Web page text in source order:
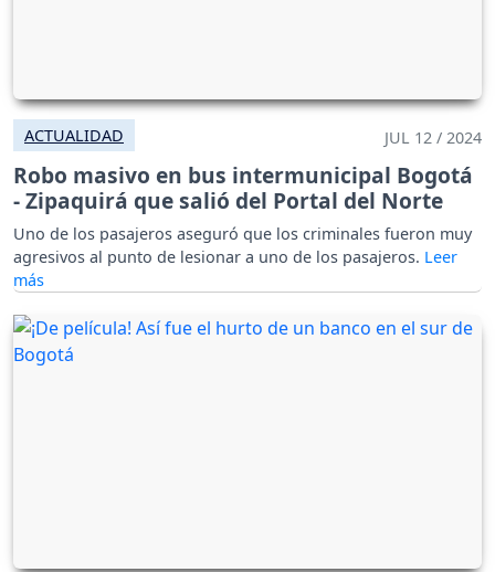
ACTUALIDAD JUL 12 / 2024
Robo masivo en bus intermunicipal Bogotá
- Zipaquirá que salió del Portal del Norte
Uno de los pasajeros aseguró que los criminales fueron muy
agresivos al punto de lesionar a uno de los pasajeros.